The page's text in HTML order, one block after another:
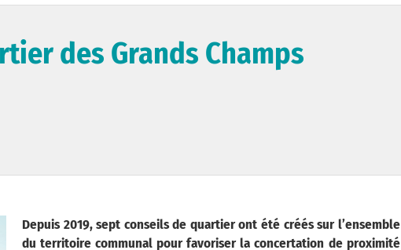
des Grands Champs
Depuis 2019, sept conseils de quartier ont été créés sur l’ensemble
du territoire communal pour favoriser la concertation de proximité